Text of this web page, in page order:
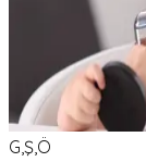
G,Ş,Ö